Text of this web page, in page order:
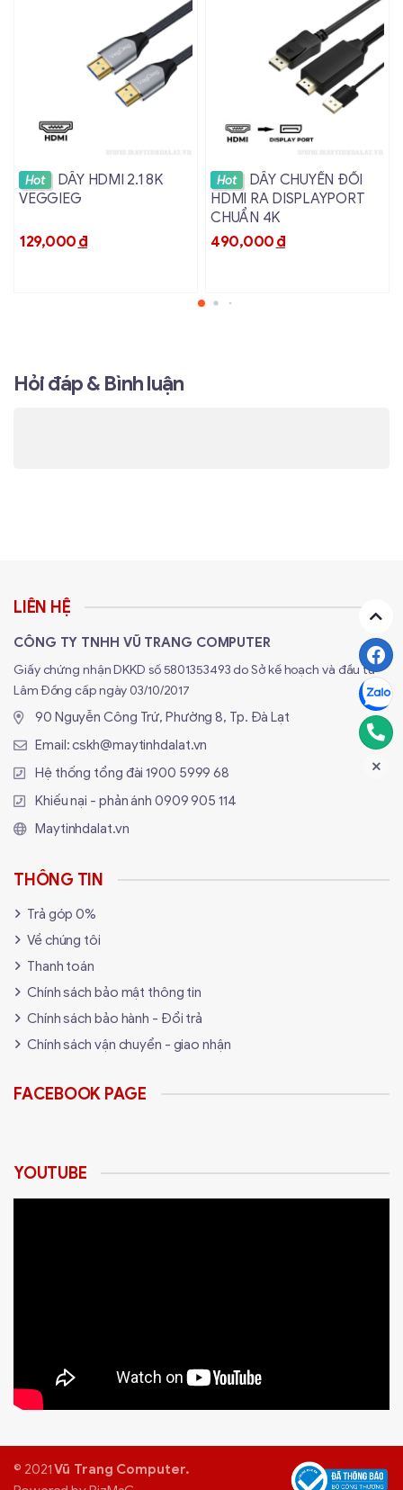
Xem chi tiết
Hot
DÂY HDMI 2.1 8K
VEGGIEG
129,000đ
Xem chi tiết
Hot
DÂY CHUYỂN ĐỔI
HDMI RA DISPLAYPORT
CHUẨN 4K
490,000đ
Hỏi đáp & Bình luận
LIÊN HỆ
CÔNG TY TNHH VŨ TRANG COMPUTER
Giấy chứng nhận DKKD số 5801353493 do Sở kế hoạch và đầu tư
Lâm Đồng cấp ngày 03/10/2017
90 Nguyễn Công Trứ, Phường 8, Tp. Đà Lạt
Email:cskh@maytinhdalat.vn
Hệ thống tổng đài1900 5999 68
Khiếu nại - phản ánh 0909 905 114
Maytinhdalat.vn
THÔNG TIN
Trả góp 0%
Về chúng tôi
Thanh toán
Chính sách bảo mật thông tin
Chính sách bảo hành - Đổi trả
Chính sách vận chuyển - giao nhận
FACEBOOK PAGE
YOUTUBE
© 2021Vũ Trang Computer.